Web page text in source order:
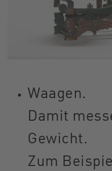
Waagen.
Damit
Gewicht.
Zum